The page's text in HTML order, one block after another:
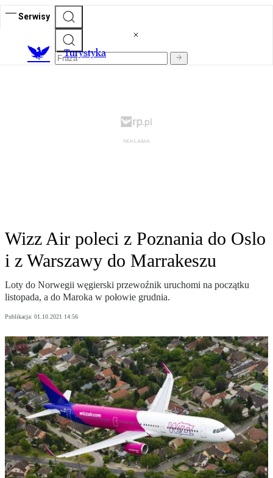
Serwisy
Turystyka
Wizz Air poleci z Poznania do Oslo
i z Warszawy do Marrakeszu
Loty do Norwegii węgierski przewoźnik uruchomi na początku
listopada, a do Maroka w połowie grudnia.
Publikacja: 01.10.2021 14:56